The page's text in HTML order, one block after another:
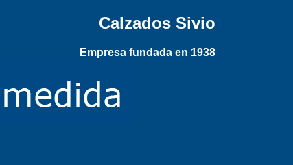
Calzados Sivio
Empresa fundada en 1938